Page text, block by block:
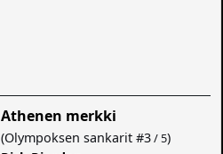
Athenen merkki
(Olympoksen sankarit #3/ 5)